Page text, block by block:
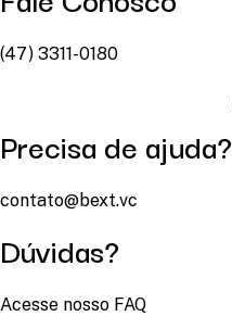
(47) 3311-0180
Precisa de ajuda?
contato@bext.vc
Dúvidas?
Acesse nosso FAQ